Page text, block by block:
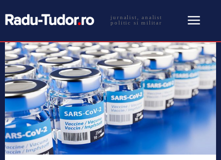
jurnalist, analist
politic si militar